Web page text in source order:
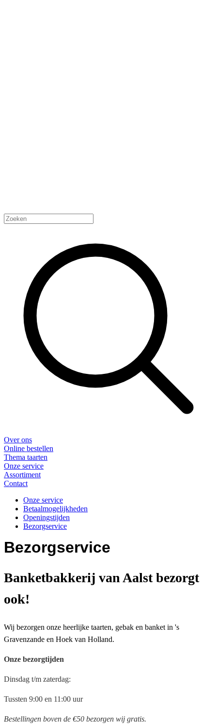
Over ons
Online bestellen
Thema taarten
Onze service
Assortiment
Contact
Onze service
Betaalmogelijkheden
Openingstijden
Bezorgservice
Bezorgservice
Banketbakkerij van Aalst bezorgt
ook!
Wij bezorgen onze heerlijke taarten, gebak en banket in 's
Gravenzande en Hoek van Holland.
Onze bezorgtijden
Dinsdag t/m zaterdag:
Tussten 9:00 en 11:00 uur
Bestellingen boven de €50 bezorgen wij gratis.